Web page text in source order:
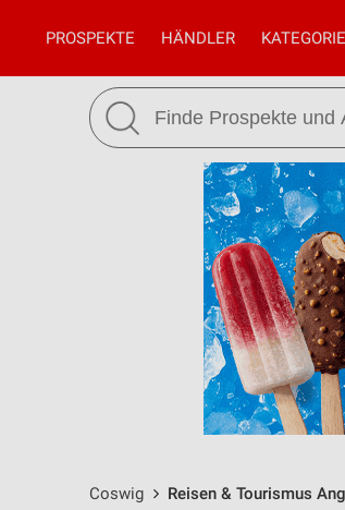
PROSPEKTE HÄNDLER
Coswig Reisen & Tourismus